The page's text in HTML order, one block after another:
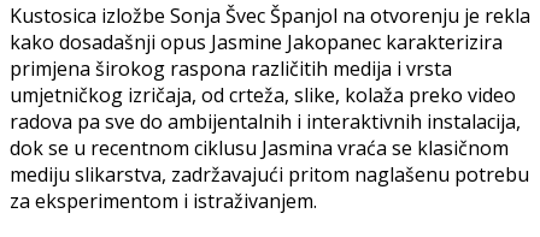
Kustosica izložbe Sonja Švec Španjol na otvorenju je rekla
kako dosadašnji opus Jasmine Jakopanec karakterizira
primjena širokog raspona različitih medija i vrsta
umjetničkog izričaja, od crteža, slike, kolaža preko video
radova pa sve do ambijentalnih i interaktivnih instalacija,
dok se u recentnom ciklusu Jasmina vraća se klasičnom
mediju slikarstva, zadržavajući pritom naglašenu potrebu
za eksperimentom i istraživanjem.